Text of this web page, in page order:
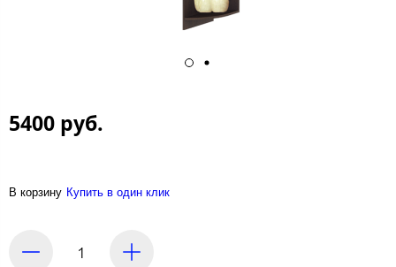
5400 руб.
В корзину Купить в один клик